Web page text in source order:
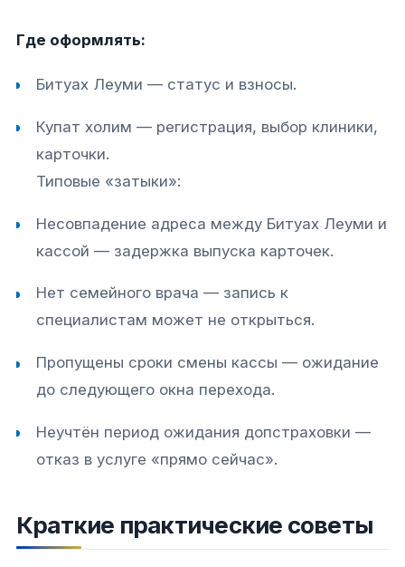
Где оформлять:
Битуах Леуми — статус и взносы.
Купат холим — регистрация, выбор клиники,
карточки.
Типовые «затыки»:
Несовпадение адреса между Битуах Леуми и
кассой — задержка выпуска карточек.
Нет семейного врача — запись к
специалистам может не открыться.
Пропущены сроки смены кассы — ожидание
до следующего окна перехода.
Неучтён период ожидания допстраховки —
отказ в услуге «прямо сейчас».
Краткие практические советы